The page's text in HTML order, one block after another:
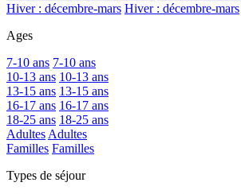
Hiver : décembre-mars Hiver : décembre-mars
Ages
7-10 ans 7-10 ans
10-13 ans 10-13 ans
13-15 ans 13-15 ans
16-17 ans 16-17 ans
18-25 ans 18-25 ans
Adultes Adultes
Familles Familles
Types de séjour